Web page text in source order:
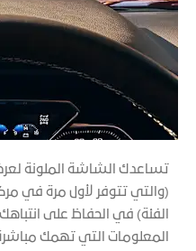
تساعدك الشاشة الملونة
(والتي تتوفر لأول مرة في
الفئة) في الحفاظ على
المعلومات التي تهمك